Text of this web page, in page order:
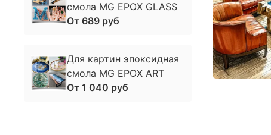
смола MG EPOX GLASS
От 689 руб
Для картин эпоксидная
смола MG EPOX ART
От 1 040 руб